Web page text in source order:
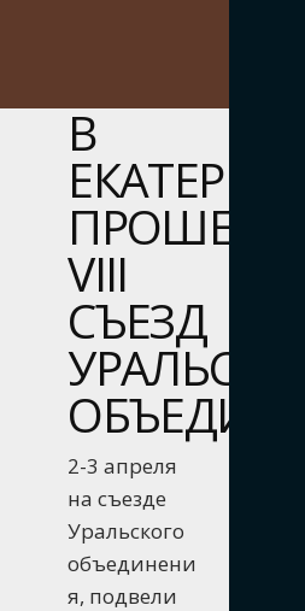
В
ПРОШЕЛ
VIII
СЪЕЗД
2-3 апреля
на съезде
Уральского
объединени
я, подвели